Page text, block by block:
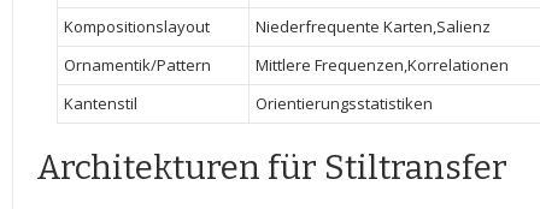
Kompositionslayout
Niederfrequente Karten,Salienz
Ornamentik/Pattern
Mittlere Frequenzen,Korrelationen
Kantenstil
Orientierungsstatistiken
Architekturen für Stiltransfer